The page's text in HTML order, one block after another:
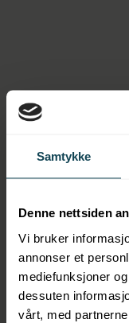
Samtykke
Denne nettsiden
Vi bruker
annonser et
mediefunksjoner
dessuten
vårt, med
Didn't find
Search
for: